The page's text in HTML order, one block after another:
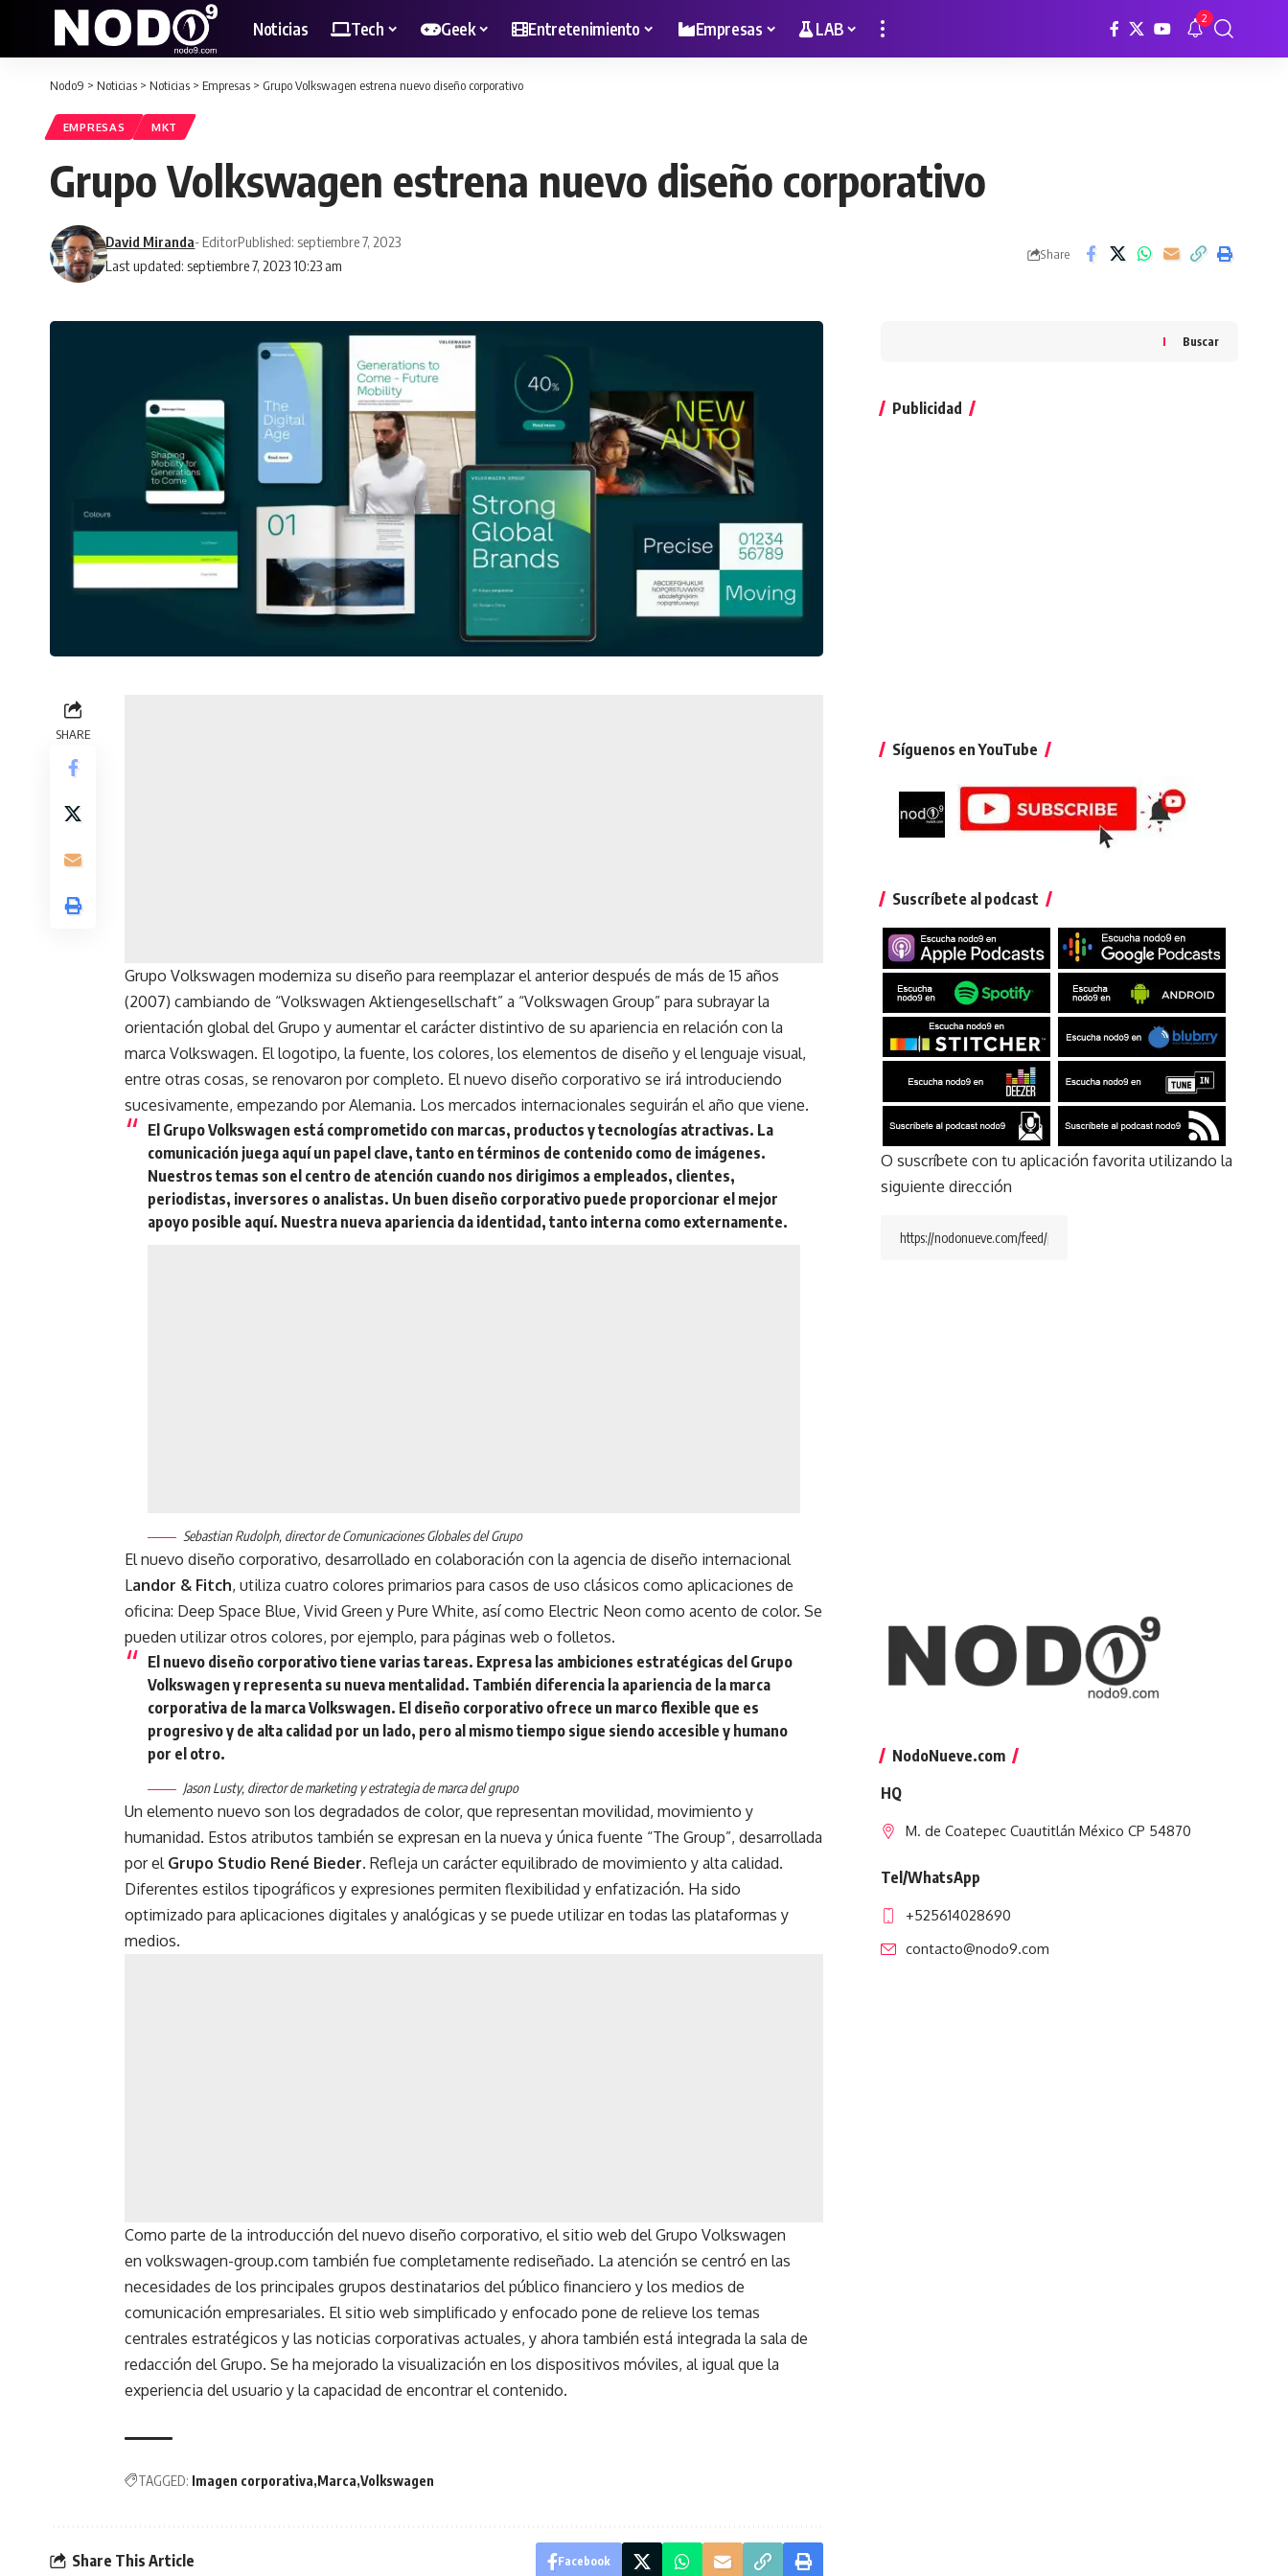
Noticias Tech Geek Entretenimiento Empresas LAB 2
Nodo9 > Noticias > Noticias > Empresas > Grupo Volkswagen estrena nuevo diseño corporativo
EMPRESAS MKT
Grupo Volkswagen estrena nuevo diseño corporativo
Last updated: septiembre 7, 2023 10:23 am
David Miranda- EditorPublished: septiembre 7, 2023
Share
SHARE
Grupo Volkswagen moderniza su diseño para reemplazar el anterior después de más de 15 años
(2007) cambiando de “Volkswagen Aktiengesellschaft” a “Volkswagen Group” para subrayar la
orientación global del Grupo y aumentar el carácter distintivo de su apariencia en relación con la
marca Volkswagen. El logotipo, la fuente, los colores, los elementos de diseño y el lenguaje visual,
entre otras cosas, se renovaron por completo. El nuevo diseño corporativo se irá introduciendo
sucesivamente, empezando por Alemania. Los mercados internacionales seguirán el año que viene.
El Grupo Volkswagen está comprometido con marcas, productos y tecnologías atractivas. La
comunicación juega aquí un papel clave, tanto en términos de contenido como de imágenes.
Nuestros temas son el centro de atención cuando nos dirigimos a empleados, clientes,
periodistas, inversores o analistas. Un buen diseño corporativo puede proporcionar el mejor
apoyo posible aquí. Nuestra nueva apariencia da identidad, tanto interna como externamente.
Sebastian Rudolph, director de Comunicaciones Globales del Grupo
El nuevo diseño corporativo, desarrollado en colaboración con la agencia de diseño internacional
Landor & Fitch, utiliza cuatro colores primarios para casos de uso clásicos como aplicaciones de
oficina: Deep Space Blue, Vivid Green y Pure White, así como Electric Neon como acento de color. Se
pueden utilizar otros colores, por ejemplo, para páginas web o folletos.
El nuevo diseño corporativo tiene varias tareas. Expresa las ambiciones estratégicas del Grupo
Volkswagen y representa su nueva mentalidad. También diferencia la apariencia de la marca
corporativa de la marca Volkswagen. El diseño corporativo ofrece un marco flexible que es
progresivo y de alta calidad por un lado, pero al mismo tiempo sigue siendo accesible y humano
por el otro.
Jason Lusty, director de marketing y estrategia de marca del grupo
Un elemento nuevo son los degradados de color, que representan movilidad, movimiento y
humanidad. Estos atributos también se expresan en la nueva y única fuente “The Group”, desarrollada
por el Grupo Studio René Bieder. Refleja un carácter equilibrado de movimiento y alta calidad.
Diferentes estilos tipográficos y expresiones permiten flexibilidad y enfatización. Ha sido
optimizado para aplicaciones digitales y analógicas y se puede utilizar en todas las plataformas y
medios.
Como parte de la introducción del nuevo diseño corporativo, el sitio web del Grupo Volkswagen
en volkswagen-group.com también fue completamente rediseñado. La atención se centró en las
necesidades de los principales grupos destinatarios del público financiero y los medios de
comunicación empresariales. El sitio web simplificado y enfocado pone de relieve los temas
centrales estratégicos y las noticias corporativas actuales, y ahora también está integrada la sala de
redacción del Grupo. Se ha mejorado la visualización en los dispositivos móviles, al igual que la
experiencia del usuario y la capacidad de encontrar el contenido.
TAGGED: Imagen corporativa Marca Volkswagen
Share This Article Facebook
Buscar
Publicidad
Síguenos en YouTube
Suscríbete al podcast
O suscríbete con tu aplicación favorita utilizando la
siguiente dirección
NodoNueve.com
HQ
M. de Coatepec Cuautitlán México CP 54870
Tel/WhatsApp
+525614028690
contacto@nodo9.com